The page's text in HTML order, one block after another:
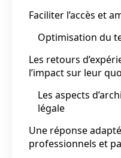
Faciliter l’accès et
Optimisation du
Les retours
l’impact sur leur
Les aspects
légale
Une réponse
professionnels et